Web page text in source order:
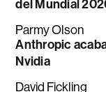
del Mundial
Parmy Olson
Anthropic
Nvidia
David Fickling